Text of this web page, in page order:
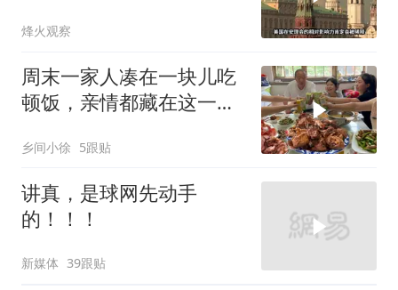
烽火观察
周末一家人凑在一块儿吃
顿饭，亲情都藏在这一饭
乡间小徐 5跟贴
讲真，是球网先动手
的！！！
新媒体 39跟贴